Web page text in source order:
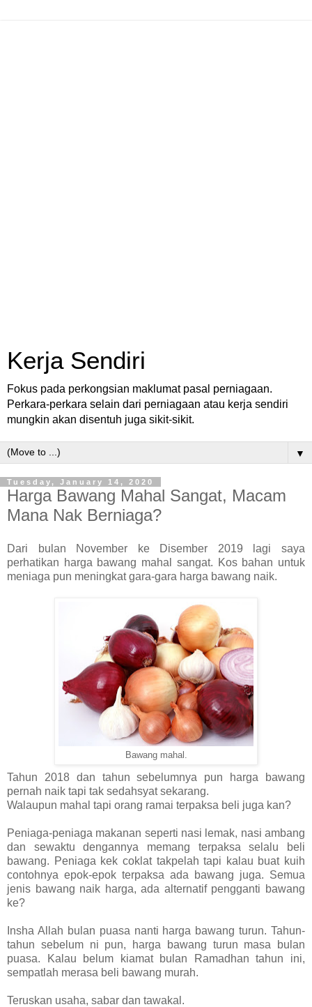
Kerja Sendiri
Fokus pada perkongsian maklumat pasal perniagaan.
Perkara-perkara selain dari perniagaan atau kerja sendiri
mungkin akan disentuh juga sikit-sikit.
▼
Tuesday, January 14, 2020
Harga Bawang Mahal Sangat, Macam
Mana Nak Berniaga?
Dari bulan November ke Disember 2019 lagi saya
perhatikan harga bawang mahal sangat. Kos bahan untuk
meniaga pun meningkat gara-gara harga bawang naik.
Bawang mahal.
Tahun 2018 dan tahun sebelumnya pun harga bawang
pernah naik tapi tak sedahsyat sekarang.
Walaupun mahal tapi orang ramai terpaksa beli juga kan?
Peniaga-peniaga makanan seperti nasi lemak, nasi ambang
dan sewaktu dengannya memang terpaksa selalu beli
bawang. Peniaga kek coklat takpelah tapi kalau buat kuih
contohnya epok-epok terpaksa ada bawang juga. Semua
jenis bawang naik harga, ada alternatif pengganti bawang
ke?
Insha Allah bulan puasa nanti harga bawang turun. Tahun-
tahun sebelum ni pun, harga bawang turun masa bulan
puasa. Kalau belum kiamat bulan Ramadhan tahun ini,
sempatlah merasa beli bawang murah.
Teruskan usaha, sabar dan tawakal.